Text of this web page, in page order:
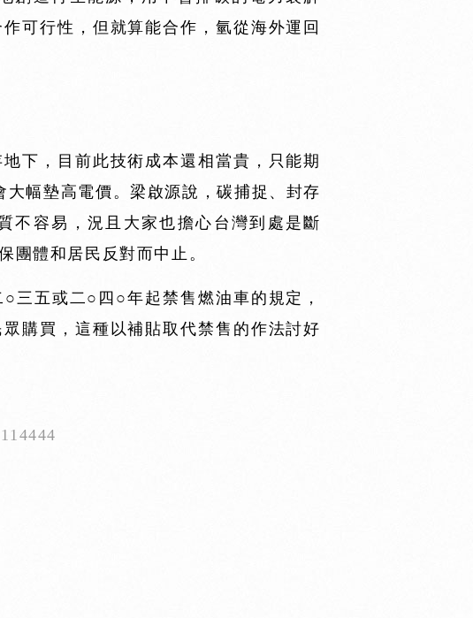
可行性，但就算能合作，氫從海外運回
下，目前此技術成本還相當貴，只能期
幅墊高電價。梁啟源說，碳捕捉、封存
不容易，況且大家也擔心台灣到處是斷
團體和居民反對而中止。
三五或二○四○年起禁售燃油車的規定，
購買，這種以補貼取代禁售的作法討好